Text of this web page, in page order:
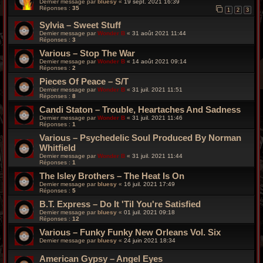
Dernier message par bluesy « 19 sept. 2021 16:39
Réponses : 35 1 2 3
Sylvia – Sweet Stuff
Dernier message par Wonder B « 31 août 2021 11:44
Réponses : 3
Various – Stop The War
Dernier message parWonder B « 14 août 2021 09:14
Réponses : 2
Pieces Of Peace – S/T
Dernier message par Wonder B « 31 juil. 2021 11:51
Réponses : 8
Candi Staton – Trouble, Heartaches And Sadness
Dernier message parWonder B « 31 juil. 2021 11:46
Réponses : 1
Various – Psychedelic Soul Produced By Norman
Whitfield
Dernier message par Wonder B « 31 juil. 2021 11:44
Réponses : 1
The Isley Brothers – The Heat Is On
Dernier message parbluesy « 16 juil. 2021 17:49
Réponses : 5
B.T. Express – Do It 'Til You're Satisfied
Dernier message par bluesy « 01 juil. 2021 09:18
Réponses : 12
Various – Funky Funky New Orleans Vol. Six
Dernier message parbluesy « 24 juin 2021 18:34
American Gypsy – Angel Eyes